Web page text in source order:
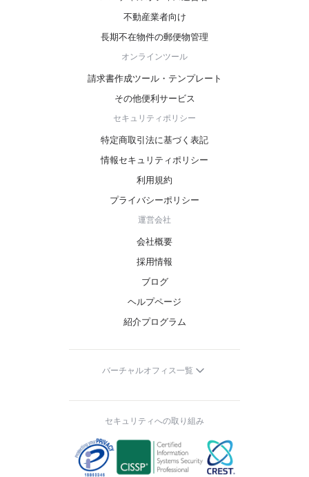
不動産業者向け
長期不在物件の郵便物管理
オンラインツール
請求書作成ツール・テンプレート
その他便利サービス
セキュリティポリシー
特定商取引法に基づく表記
情報セキュリティポリシー
利用規約
プライバシーポリシー
運営会社
会社概要
採用情報
ブログ
ヘルプページ
紹介プログラム
バーチャルオフィス一覧
セキュリティへの取り組み